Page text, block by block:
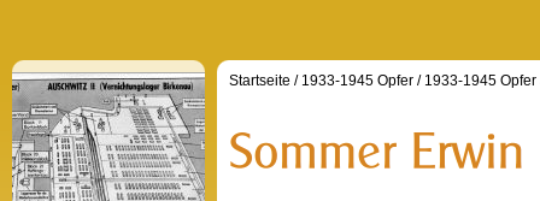
Startseite / 1933-1945 Opfer / 1933-1945 Opfer